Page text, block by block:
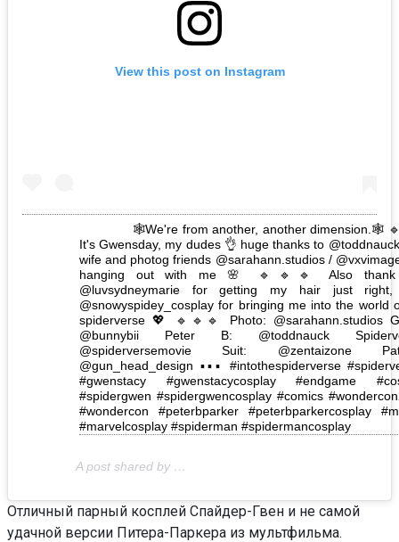
View this post on Instagram
🕸️We're from another, another dimension.🕸️
It's Gwensday, my dudes 👌 huge thanks to
wife and photog friends @sarahann.studios /
hanging out with me 🌸 🔹🔹🔹 Also thank
@luvsydneymarie for getting my hair just
@snowyspidey_cosplay for bringing me into the world
spiderverse 💖 🔹🔹🔹 Photo: @sarahann.studios
@bunnybii Peter B: @toddnauck
@spiderversemovie Suit: @zentaizone
@gun_head_design ▪️▪️▪️ #intothespiderverse
#gwenstacy #gwenstacycosplay #endgame
#spidergwen #spidergwencosplay #comics
#wondercon #peterbparker #peterbparkercosplay
#marvelcosplay #spiderman #spidermancosplay
A post shared by
Отличный парный косплей Спайдер-Гвен и не самой
удачной версии Питера-Паркера из мультфильма.